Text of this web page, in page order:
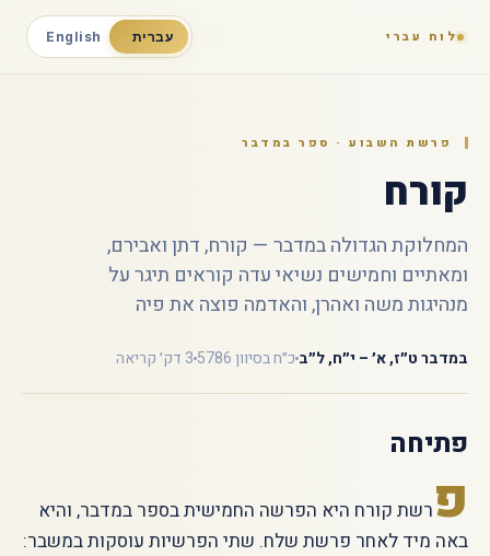
לוח עברי עברית English
פרשת השבוע · ספר במדבר
קורח
המחלוקת הגדולה במדבר — קורח, דתן ואבירם,
ומאתיים וחמישים נשיאי עדה קוראים תיגר על
מנהיגות משה ואהרן, והאדמה פוצה את פיה
במדבר ט״ז, א׳ – י״ח, ל״ב כ״ח בסיוון 5786 3 דק׳ קריאה
פתיחה
פרשת קורח היא הפרשה החמישית בספר במדבר, והיא
באה מיד לאחר פרשת שלח. שתי הפרשיות עוסקות במשבר: